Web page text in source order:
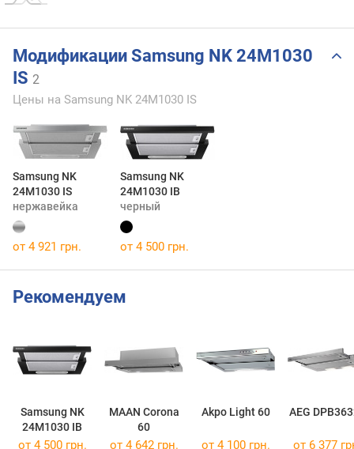
Модификации Samsung NK 24M1030
IS 2
Цены на Samsung NK 24M1030 IS
Samsung NK
24M1030 IS
нержавейка
Samsung NK
24M1030 IB
черный
от 4 921 грн. от 4 500 грн.
Рекомендуем
Samsung NK
24M1030 IB
MAAN Corona
60
Akpo Light 60 AEG
от 4 500 грн. от 4 642 грн. от 4 100 грн. от 6 377